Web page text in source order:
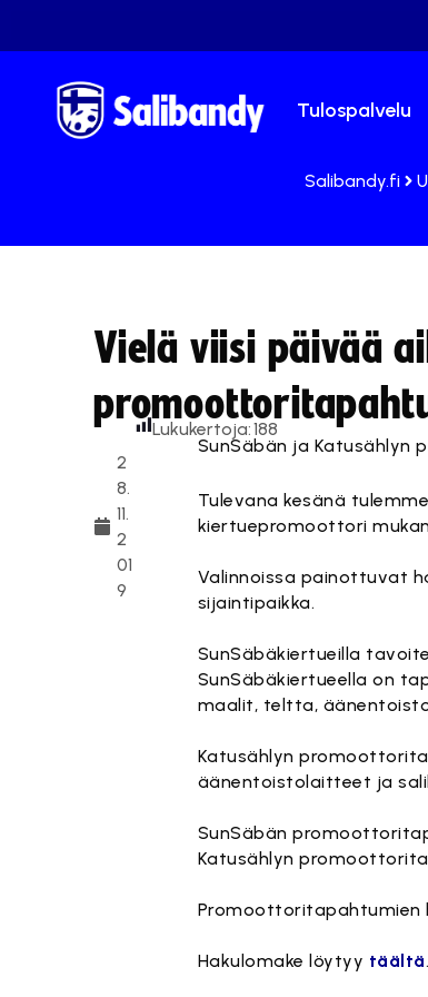
Tulospalvelu
Salibandy.fi
Vielä viisi päivää
2
8.
11.
2
01
9
Lukukertoja:188
SunSäbän ja Katusählyn
Tulevana kesänä
kiertuepromoottori
Valinnoissa painottuvat
sijaintipaikka.
SunSäbäkiertueilla
SunSäbäkiertueella on
maalit, teltta,
Katusählyn
äänentoistolaitteet ja
SunSäbän
Katusählyn
Promoottoritapahtumien
Hakulomake löytyy täältä.